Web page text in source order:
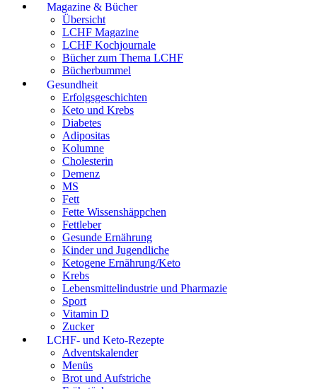
Magazine & Bücher
Übersicht
LCHF Magazine
LCHF Kochjournale
Bücher zum Thema LCHF
Bücherbummel
Gesundheit
Erfolgsgeschichten
Keto und Krebs
Diabetes
Adipositas
Kolumne
Cholesterin
Demenz
MS
Fett
Fette Wissenshäppchen
Fettleber
Gesunde Ernährung
Kinder und Jugendliche
Ketogene Ernährung/Keto
Krebs
Lebensmittelindustrie und Pharmazie
Sport
Vitamin D
Zucker
LCHF- und Keto-Rezepte
Adventskalender
Menüs
Brot und Aufstriche